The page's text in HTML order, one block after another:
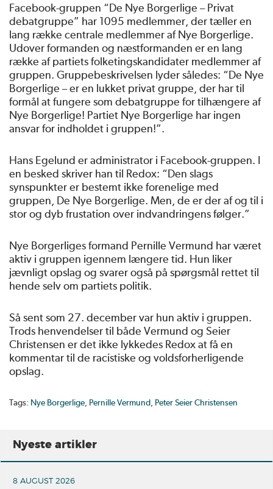
Facebook-gruppen “De Nye Borgerlige – Privat
debatgruppe” har 1095 medlemmer, der tæller en
lang række centrale medlemmer af Nye Borgerlige.
Udover formanden og næstformanden er en lang
række af partiets folketingskandidater medlemmer af
gruppen. Gruppebeskrivelsen lyder således: “De Nye
Borgerlige – er en lukket privat gruppe, der har til
formål at fungere som debatgruppe for tilhængere af
Nye Borgerlige! Partiet Nye Borgerlige har ingen
ansvar for indholdet i gruppen!”.
Hans Egelund er administrator i Facebook-gruppen. I
en besked skriver han til Redox: “Den slags
synspunkter er bestemt ikke forenelige med
gruppen, De Nye Borgerlige. Men, de er der af og til i
stor og dyb frustation over indvandringens følger.”
Nye Borgerliges formand Pernille Vermund har været
aktiv i gruppen igennem længere tid. Hun liker
jævnligt opslag og svarer også på spørgsmål rettet til
hende selv om partiets politik.
Så sent som 27. december var hun aktiv i gruppen.
Trods henvendelser til både Vermund og Seier
Christensen er det ikke lykkedes Redox at få en
kommentar til de racistiske og voldsforherligende
opslag.
Tags: Nye Borgerlige, Pernille Vermund, Peter Seier Christensen
Nyeste artikler
8 AUGUST 2026